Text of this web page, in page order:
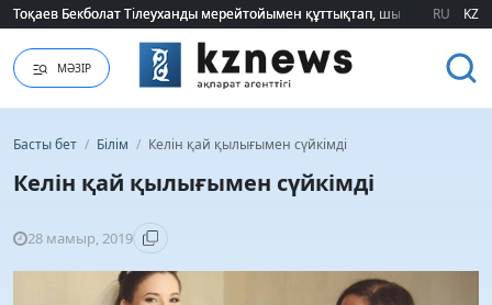
Тоқаев Бекболат Тілеуханды мерейтойымен құттықтап, шығармашылық
Тоқаев Бекболат Тілеуханды мерейтойымен құттықтап, шығармашылық
RU KZ
МӘЗІР
Басты бет / Білім / Келін қай қылығымен сүйкімді
Келін қай қылығымен сүйкімді
28 мамыр, 2019